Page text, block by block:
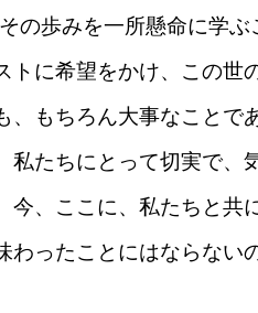
の歩みを一所懸命に学
トに希望をかけ、この
、もちろん大事なこと
私たちにとって切実で
今、ここに、私たちと
ったことにはならない